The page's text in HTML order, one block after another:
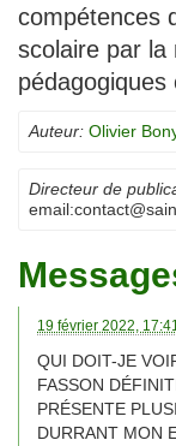
compétences
scolaire par
pédagogiques
Auteur: Olivier
Directeur de
email:
19 février 2022,
QUI DOIT-JE
FASSON
PRÉSENTE
DURRANT MON